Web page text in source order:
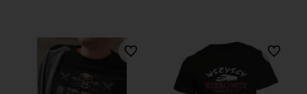
Do ulubionych Do